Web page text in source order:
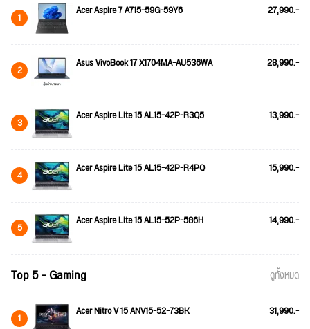
1 Acer Aspire 7 A715-59G-59Y6 27,990.-
2 Asus VivoBook 17 X1704MA-AU536WA 28,990.-
3 Acer Aspire Lite 15 AL15-42P-R3Q5 13,990.-
4 Acer Aspire Lite 15 AL15-42P-R4PQ 15,990.-
5 Acer Aspire Lite 15 AL15-52P-586H 14,990.-
Top 5 - Gaming ดูทั้งหมด
1 Acer Nitro V 15 ANV15-52-73BK 31,990.-